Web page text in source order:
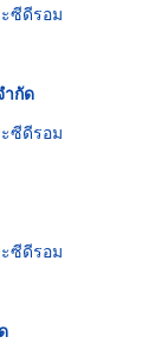
ซีดีรอม
ำกัด
ซีดีรอม
ซีดีรอม